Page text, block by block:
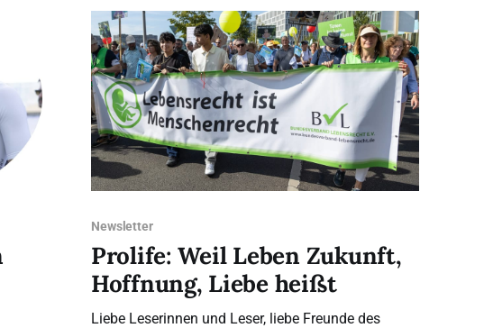
ihrem eigenen Land nicht (mehr) abtreiben können,
sollen dies im Ausland
Newsletter
Prolife: Weil Leben Zukunft,
Hoffnung, Liebe heißt
Liebe Leserinnen und Leser, liebe Freunde des